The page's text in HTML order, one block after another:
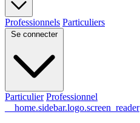
Professionnels Particuliers
Se connecter
Particulier Professionnel
__home.sidebar.logo.screen_reader